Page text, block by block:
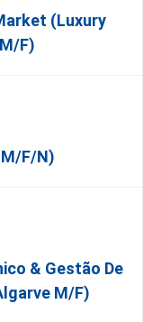
(Luxury
F)
f/n)
& Gestão De
M/F)